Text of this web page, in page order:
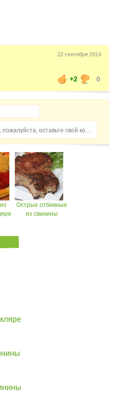
22 сентября 2014
+2
0
Домохозяйка, пожалуйста, оставьте свой комментарий...
Острые отбивные
из свинины